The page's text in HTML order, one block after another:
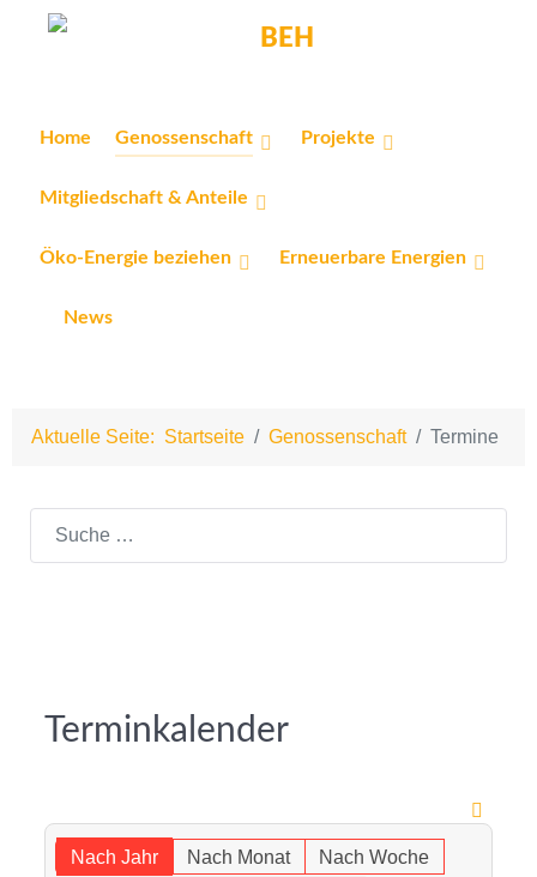
Home Genossenschaft Projekte
Mitgliedschaft & Anteile
Öko-Energie beziehen Erneuerbare Energien
News
Aktuelle Seite: Startseite Genossenschaft Termine
Suchen
Terminkalender
Nach Jahr Nach Monat
Nach Woche